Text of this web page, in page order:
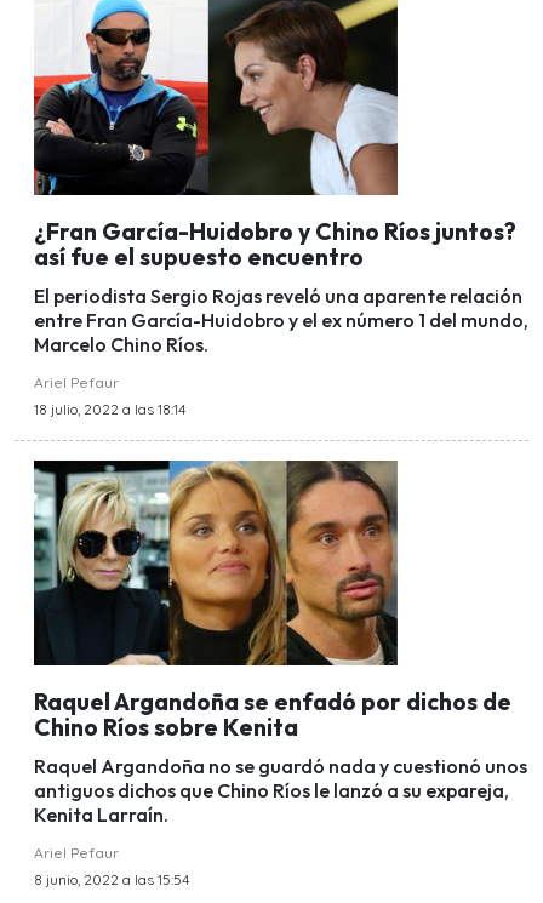
¿Fran García-Huidobro y Chino Ríos juntos?
así fue el supuesto encuentro
El periodista Sergio Rojas reveló una aparente relación
entre Fran García-Huidobro y el ex número 1 del mundo,
Marcelo Chino Ríos.
Ariel Pefaur
18 julio, 2022 a las 18:14
Raquel Argandoña se enfadó por dichos de
Chino Ríos sobre Kenita
Raquel Argandoña no se guardó nada y cuestionó unos
antiguos dichos que Chino Ríos le lanzó a su expareja,
Kenita Larraín.
Ariel Pefaur
8 junio, 2022 a las 15:54